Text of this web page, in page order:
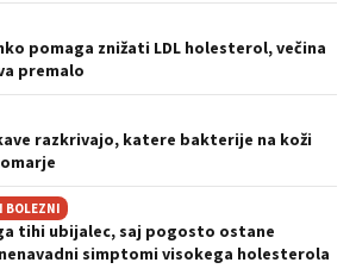
pomaga znižati LDL holesterol, večina
premalo
razkrivajo, katere bakterije na koži
BOLEZNI
tihi ubijalec, saj pogosto ostane
simptomi visokega holesterola